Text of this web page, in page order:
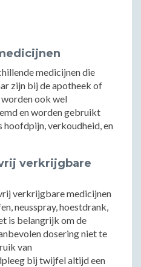
medicijnen die
zijn bij de apotheek of
ook wel
en worden gebruikt
verkoudheid, en
verkrijgbare
verkrijgbare medicijnen
neusspray, hoestdrank,
is belangrijk om de
dosering niet te
van
bij twijfel altijd een